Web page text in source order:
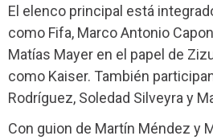
El elenco principal está
como Fifa, Marco Antonio
Matías Mayer en el papel de
como Kaiser. También
Rodríguez, Soledad Silveyra y
Con guion de Martín Méndez y